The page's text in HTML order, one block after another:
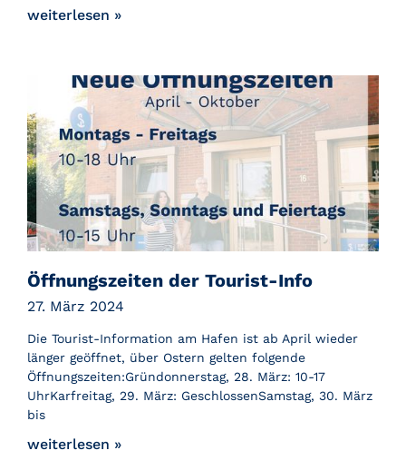
weiterlesen »
Öffnungszeiten der Tourist-Info
27. März 2024
Die Tourist-Information am Hafen ist ab April wieder
länger geöffnet, über Ostern gelten folgende
Öffnungszeiten:Gründonnerstag, 28. März: 10-17
UhrKarfreitag, 29. März: GeschlossenSamstag, 30. März
bis
weiterlesen »